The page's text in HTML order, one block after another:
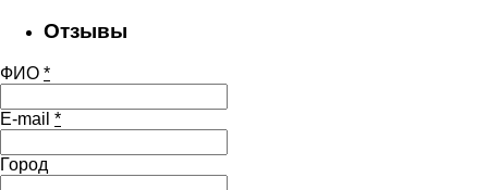
Отзывы
ФИО *
E-mail *
Город